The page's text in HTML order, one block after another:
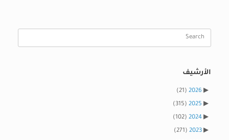
Search
الأرشيف
2026
(21)
2025
(315)
2024
(102)
2023
(271)